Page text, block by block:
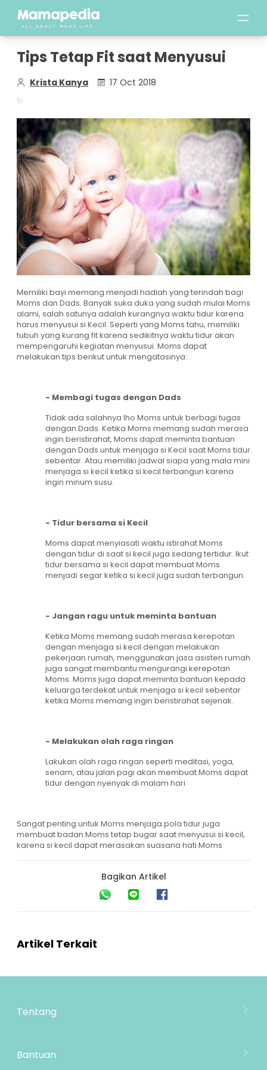
Tips Tetap Fit saat Menyusui
Krista Kanya 17 Oct 2018
Memiliki bayi memang menjadi hadiah yang terindah bagi
Moms dan Dads. Banyak suka duka yang sudah mulai Moms
alami, salah satunya adalah kurangnya waktu tidur karena
harus menyusui si Kecil. Seperti yang Moms tahu, memiliki
tubuh yang kurang fit karena sedikitnya waktu tidur akan
mempengaruhi kegiatan menyusui. Moms dapat
melakukan tips berikut untuk mengatasinya:
- Membagi tugas dengan Dads
Tidak ada salahnya lho Moms untuk berbagi tugas
dengan Dads. Ketika Moms memang sudah merasa
ingin beristirahat, Moms dapat meminta bantuan
dengan Dads untuk menjaga si Kecil saat Moms tidur
sebentar. Atau memiliki jadwal siapa yang mala mini
menjaga si kecil ketika si kecil terbangun karena
ingin minum susu.
- Tidur bersama si Kecil
Moms dapat menyiasati waktu istirahat Moms
dengan tidur di saat si kecil juga sedang tertidur. Ikut
tidur bersama si kecil dapat membuat Moms
menjadi segar ketika si kecil juga sudah terbangun.
- Jangan ragu untuk meminta bantuan
Ketika Moms memang sudah merasa kerepotan
dengan menjaga si kecil dengan melakukan
pekerjaan rumah, menggunakan jasa asisten rumah
juga sangat membantu mengurangi kerepotan
Moms. Moms juga dapat meminta bantuan kepada
keluarga terdekat untuk menjaga si kecil sebentar
ketika Moms memang ingin beristirahat sejenak.
- Melakukan olah raga ringan
Lakukan olah raga ringan seperti meditasi, yoga,
senam, atau jalan pagi akan membuat Moms dapat
tidur dengan nyenyak di malam hari
Sangat penting untuk Moms menjaga pola tidur juga
membuat badan Moms tetap bugar saat menyusui si kecil,
karena si kecil dapat merasakan suasana hati Moms
Bagikan Artikel
Artikel Terkait
Tentang
Lokasi Toko
Bantuan